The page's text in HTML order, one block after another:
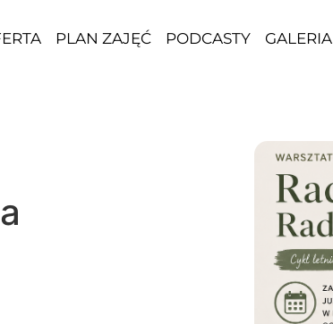
PLAN ZAJĘĆ PODCASTY GALERIA